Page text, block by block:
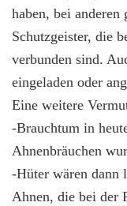
haben, bei anderen
Schutzgeister, die
verbunden sind.
eingeladen oder
Eine weitere
-Brauchtum in
Ahnenbräuchen
-Hüter wären dann
Ahnen, die bei der